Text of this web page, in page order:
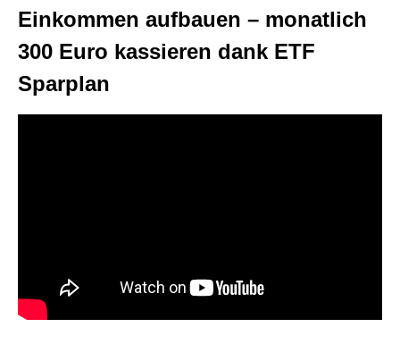
Einkommen aufbauen – monatlich
300 Euro kassieren dank ETF
Sparplan